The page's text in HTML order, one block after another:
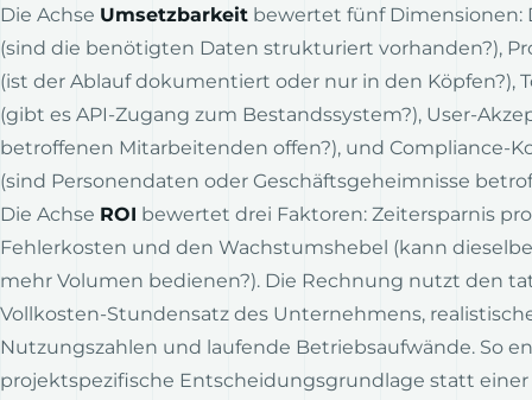
Die Achse Umsetzbarkeit bewertet fünf Dimensionen:
(sind die benötigten Daten strukturiert vorhanden?),
(ist der Ablauf dokumentiert oder nur in den Köpfen?),
(gibt es API-Zugang zum Bestandssystem?), User-
betroffenen Mitarbeitenden offen?), und Compliance-
(sind Personendaten oder Geschäftsgeheimnisse
Die Achse ROI bewertet drei Faktoren: Zeitersparnis
Fehlerkosten und den Wachstumshebel (kann
mehr Volumen bedienen?). Die Rechnung nutzt den
Vollkosten-Stundensatz des Unternehmens,
Nutzungszahlen und laufende Betriebsaufwände. So
projektspezifische Entscheidungsgrundlage statt einer